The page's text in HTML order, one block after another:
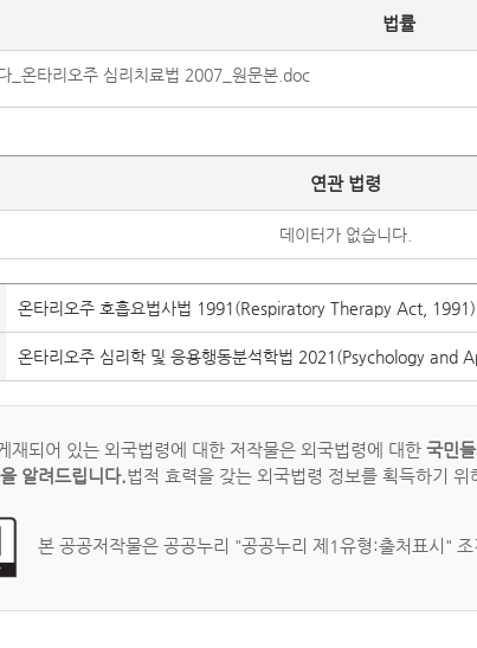
법률
_온타리오주 심리치료법 2007_원문본.doc
연관 법령
데이터가 없습니다.
온타리오주 호흡요법사법 1991(Respiratory Therapy Act, 1991)
온타리오주 심리학 및 응용행동분석학법 2021(Psychology
재되어 있는 외국법령에 대한 저작물은 외국법령에 대한 국민
알려드립니다.법적 효력을 갖는 외국법령 정보를 획득하기
본 공공저작물은 공공누리 "공공누리 제1유형:출처표시"